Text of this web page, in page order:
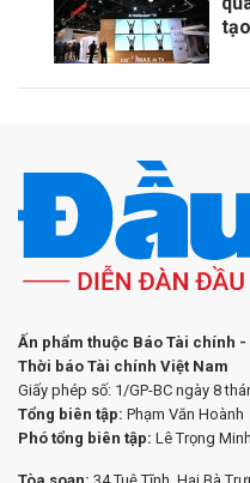
Ấn phẩm thuộc Báo Tài chính
Thời báo Tài chính Việt Nam
Giấy phép số: 1/GP-BC ngày 8
Tổng biên tập: Phạm Văn Hoành
Phó tổng biên tập: Lê Trọng